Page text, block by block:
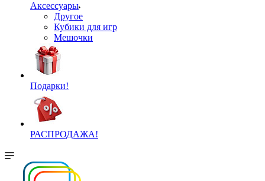
Аксессуары
Другое
Кубики для игр
Мешочки
Подарки!
РАСПРОДАЖА!